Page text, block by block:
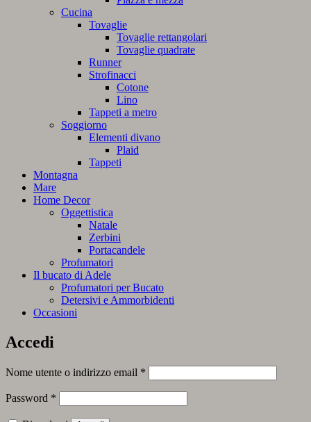
Cucina
Tovaglie
Tovaglie rettangolari
Tovaglie quadrate
Runner
Strofinacci
Cotone
Lino
Tappeti a metro
Soggiorno
Elementi divano
Plaid
Tappeti
Montagna
Mare
Home Decor
Oggettistica
Natale
Zerbini
Portacandele
Profumatori
Il bucato di Adele
Profumatori per Bucato
Detersivi e Ammorbidenti
Occasioni
Accedi
Nome utente o indirizzo email *
Password *